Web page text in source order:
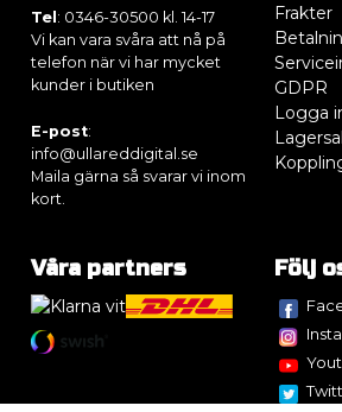
Tel: 0346-30500 kl. 14-17
Vi kan vara svåra att nå på
telefon när vi har mycket
kunder i butiken
E-post:
info@ullareddigital.se
Maila gärna så svarar vi inom
kort.
Frakter
GDPR
Logga
Våra partners Följ